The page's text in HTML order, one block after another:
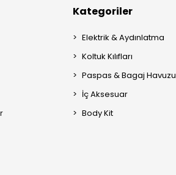
Kategoriler
Elektrik & Aydınlatma
Koltuk Kılıfları
Paspas & Bagaj Havuzu
İç Aksesuar
Body Kit